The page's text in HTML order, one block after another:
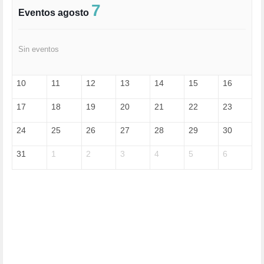
FELICIDAD (1)
FRANCISCO (5)
GUERRA (133)
HUMOR (1)
IA (1)
INMIGRACIÓN (144)
Eventos agosto 7
Sin eventos
10 11 12 13 14 15 16
17 18 19 20 21 22 23
24 25 26 27 28 29 30
31 1 2 3 4 5 6